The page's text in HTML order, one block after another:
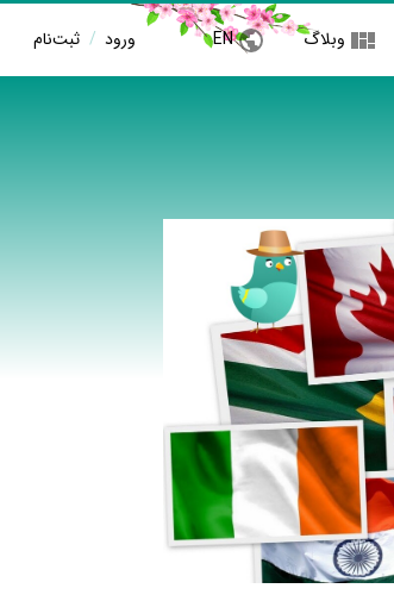
وبلاگ EN ورود / ثبت‌نام